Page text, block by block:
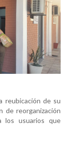
reubicación de su
de reorganización
los usuarios que